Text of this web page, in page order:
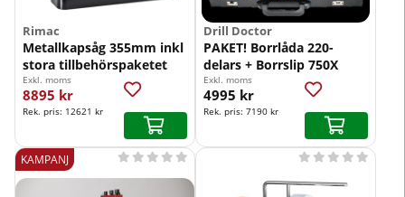
Rimac
Metallkapsåg 355mm inkl
stora tillbehörspaketet
Exkl. moms
8895 kr
Rek. pris: 12621 kr
Drill Doctor
PAKET! Borrlåda 220-
delars + Borrslip 750X
Exkl. moms
4995 kr
Rek. pris: 7190 kr
KAMPANJ          